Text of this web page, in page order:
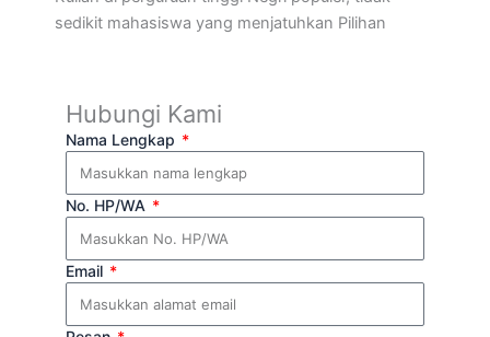
sedikit mahasiswa yang menjatuhkan Pilihan
Hubungi Kami
Nama Lengkap
No. HP/WA
Email